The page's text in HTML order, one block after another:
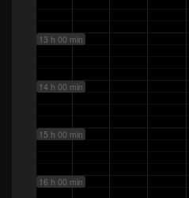
13 h 00 min
14 h 00 min
15 h 00 min
16 h 00 min